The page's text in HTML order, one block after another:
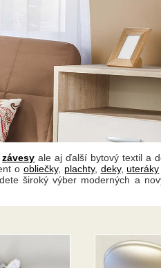
závesy ale aj ďalší bytový textil a
o obliečky, plachty, deky,uteráky
široký výber moderných a